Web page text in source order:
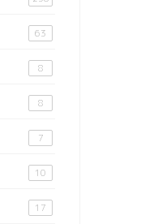
63
8
8
7
10
17